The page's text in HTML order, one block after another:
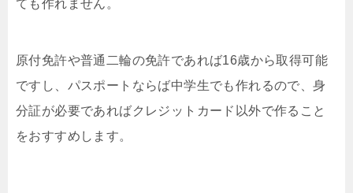
ても作れません。
原付免許や普通二輪の免許であれば16歳から取得可能
ですし、パスポートならば中学生でも作れるので、身
分証が必要であればクレジットカード以外で作ること
をおすすめします。